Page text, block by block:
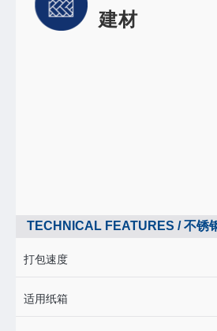
建材
TECHNICAL FEATURES / 不锈
打包速度
适用纸箱